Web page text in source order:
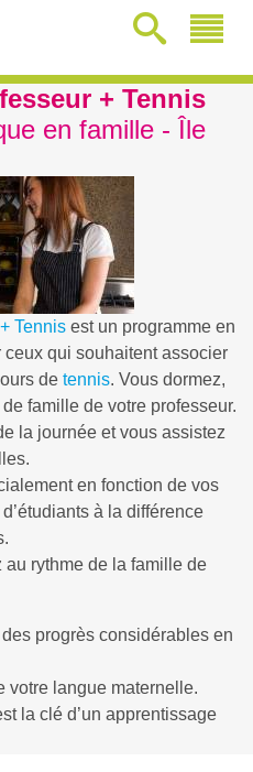
+ Tennis
en famille - Île
Tennis est un programme en
qui souhaitent associer
de tennis. Vous dormez,
famille de votre professeur.
la journée et vous assistez
en fonction de vos
à la différence
au rythme de la famille de
progrès considérables en
votre langue maternelle.
la clé d’un apprentissage